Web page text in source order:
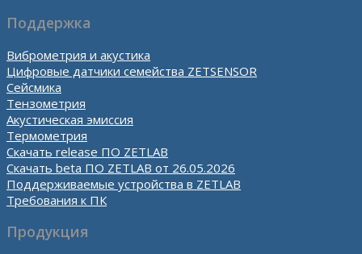
Поддержка
Виброметрия и акустика
Цифровые датчики семейства ZETSENSOR
Сейсмика
Тензометрия
Акустическая эмиссия
Термометрия
Скачать release ПО ZETLAB
Скачать beta ПО ZETLAB от 26.05.2026
Поддерживаемые устройства в ZETLAB
Требования к ПК
Продукция